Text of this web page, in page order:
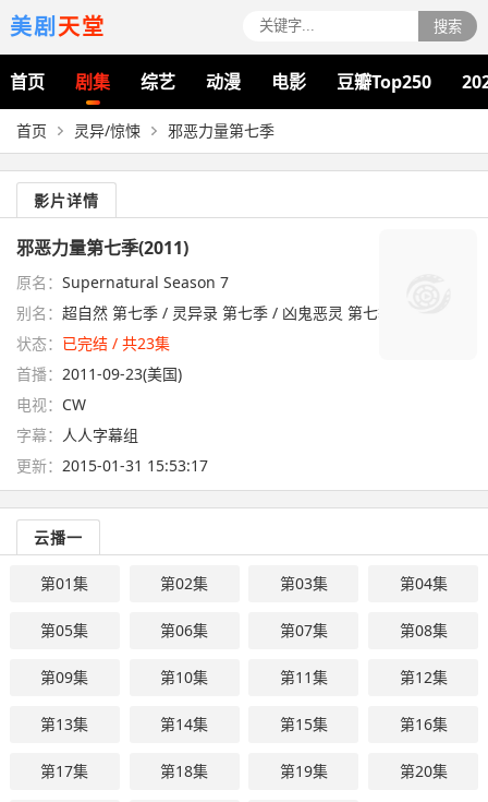
美剧天堂 搜索
首页 剧集 综艺 动漫 电影 豆瓣Top250
首页 灵异/惊悚 邪恶力量第七季
影片详情
邪恶力量第七季(2011)
原名： Supernatural Season 7
别名： 超自然 第七季 / 灵异录 第七季 / 凶鬼恶灵 第七季
状态： 已完结 / 共23集
首播： 2011-09-23(美国)
电视： CW
字幕： 人人字幕组
更新： 2015-01-31 15:53:17
云播一
第01集 第02集 第03集 第04集
第05集 第06集 第07集 第08集
第09集 第10集 第11集 第12集
第13集 第14集 第15集 第16集
第17集 第18集 第19集 第20集